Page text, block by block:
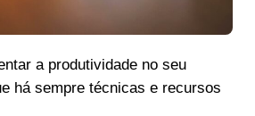
a produtividade no seu
há sempre técnicas e recursos